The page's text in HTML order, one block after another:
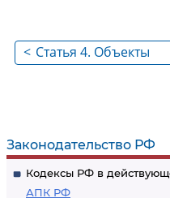
Законодательство РФ
Кодексы РФ в
АПК РФ
< Статья 4. Объекты